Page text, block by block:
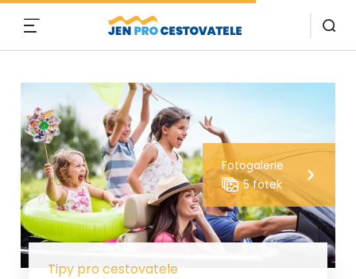
Fotogalerie
5 fotek
Tipy pro cestovatele